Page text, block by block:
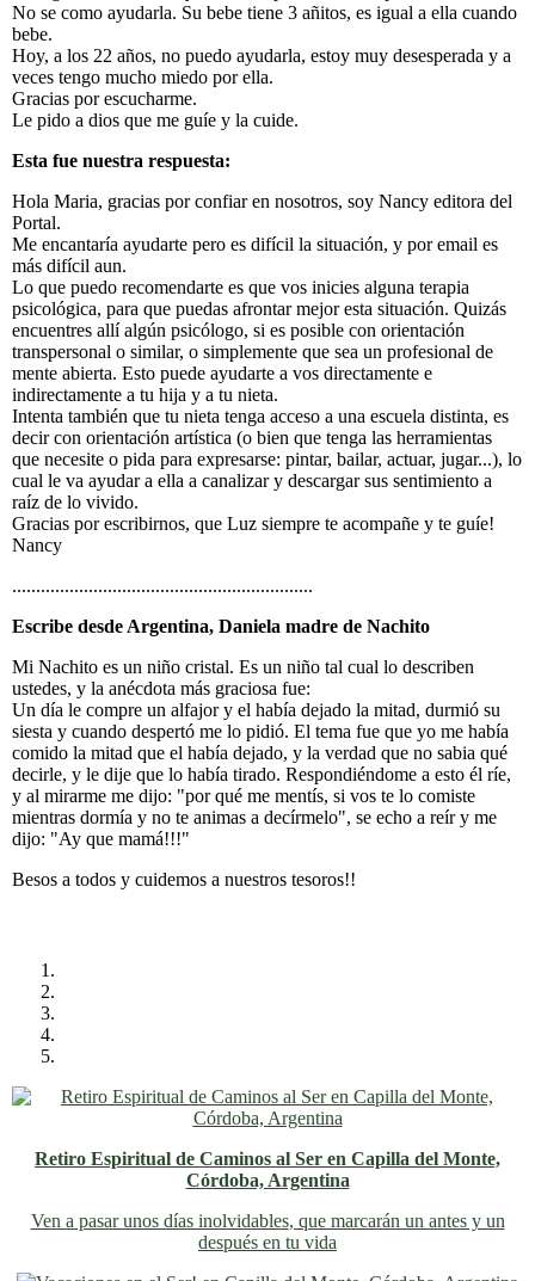
No se como ayudarla. Su bebe tiene 3 añitos, es igual a ella cuando
bebe.
Hoy, a los 22 años, no puedo ayudarla, estoy muy desesperada y a
veces tengo mucho miedo por ella.
Gracias por escucharme.
Le pido a dios que me guíe y la cuide.
Esta fue nuestra respuesta:
Hola Maria, gracias por confiar en nosotros, soy Nancy editora del
Portal.
Me encantaría ayudarte pero es difícil la situación, y por email es
más difícil aun.
Lo que puedo recomendarte es que vos inicies alguna terapia
psicológica, para que puedas afrontar mejor esta situación. Quizás
encuentres allí algún psicólogo, si es posible con orientación
transpersonal o similar, o simplemente que sea un profesional de
mente abierta. Esto puede ayudarte a vos directamente e
indirectamente a tu hija y a tu nieta.
Intenta también que tu nieta tenga acceso a una escuela distinta, es
decir con orientación artística (o bien que tenga las herramientas
que necesite o pida para expresarse: pintar, bailar, actuar, jugar...), lo
cual le va ayudar a ella a canalizar y descargar sus sentimiento a
raíz de lo vivido.
Gracias por escribirnos, que Luz siempre te acompañe y te guíe!
Nancy
...............................................................
Escribe desde Argentina, Daniela madre de Nachito
Mi Nachito es un niño cristal. Es un niño tal cual lo describen
ustedes, y la anécdota más graciosa fue:
Un día le compre un alfajor y el había dejado la mitad, durmió su
siesta y cuando despertó me lo pidió. El tema fue que yo me había
comido la mitad que el había dejado, y la verdad que no sabia qué
decirle, y le dije que lo había tirado. Respondiéndome a esto él ríe,
y al mirarme me dijo: "por qué me mentís, si vos te lo comiste
mientras dormía y no te animas a decírmelo", se echo a reír y me
dijo: "Ay que mamá!!!"
Besos a todos y cuidemos a nuestros tesoros!!
Retiro Espiritual de Caminos al Ser en Capilla del Monte,
Córdoba, Argentina
Ven a pasar unos días inolvidables, que marcarán un antes y un
después en tu vida